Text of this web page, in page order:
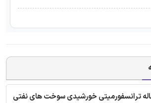
ترانسفورمیتی خورشیدی سوخت های نفتی